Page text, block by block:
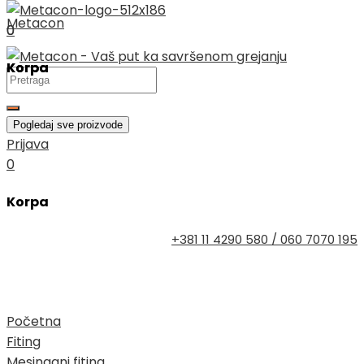
Skip
to
content
Metacon
Search
...
Pogledaj sve proizvode
Prijava
0
Korpa
+381 11 4290 580 / 060 7070 195
0
Korpa
...
0
Korpa
Search
...
Pogledaj sve proizvode
Početna
Fiting